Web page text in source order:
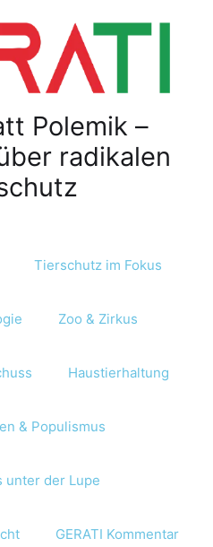
Polemik –
radikalen
Tierschutz im Fokus
Zoo & Zirkus
Haustierhaltung
& Populismus
unter der Lupe
GERATI Kommentar